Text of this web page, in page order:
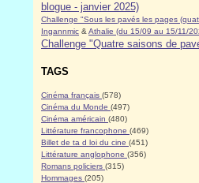
blogue - janvier 2025)
Challenge "Sous les pavés les pages
Ingannmic & Athalie (du 15/09 au 15/11/
Challenge "Quatre saisons de
TAGS
Cinéma français (578)
Cinéma du Monde (497)
Cinéma américain (480)
Littérature francophone (469)
Billet de ta d loi du cine (451)
Littérature anglophone (356)
Romans policiers (315)
Hommages (205)